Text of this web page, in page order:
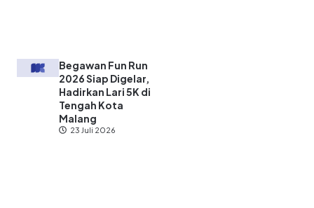
Begawan Fun Run
2026 Siap Digelar,
Hadirkan Lari 5K di
Tengah Kota
Malang
23 Juli 2026